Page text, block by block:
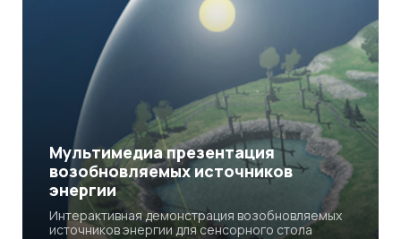
Мультимедиа презентация
возобновляемых источников
энергии
Интерактивная демонстрация возобновляемых
источников энергии для сенсорного стола